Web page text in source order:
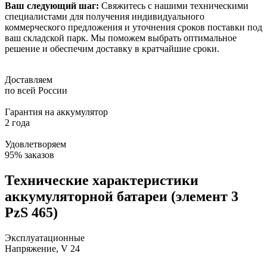
Ваш следующий шаг: Свяжитесь с нашими техническими
специалистами для получения индивидуального
коммерческого предложения и уточнения сроков поставки под
ваш складской парк. Мы поможем выбрать оптимальное
решение и обеспечим доставку в кратчайшие сроки.
Доставляем
по всей России
Гарантия на аккумулятор
2 года
Удовлетворяем
95% заказов
Технические характеристики
аккумуляторной батареи (элемент 3
PzS 465)
Эксплуатационные
Напряжение, V 24